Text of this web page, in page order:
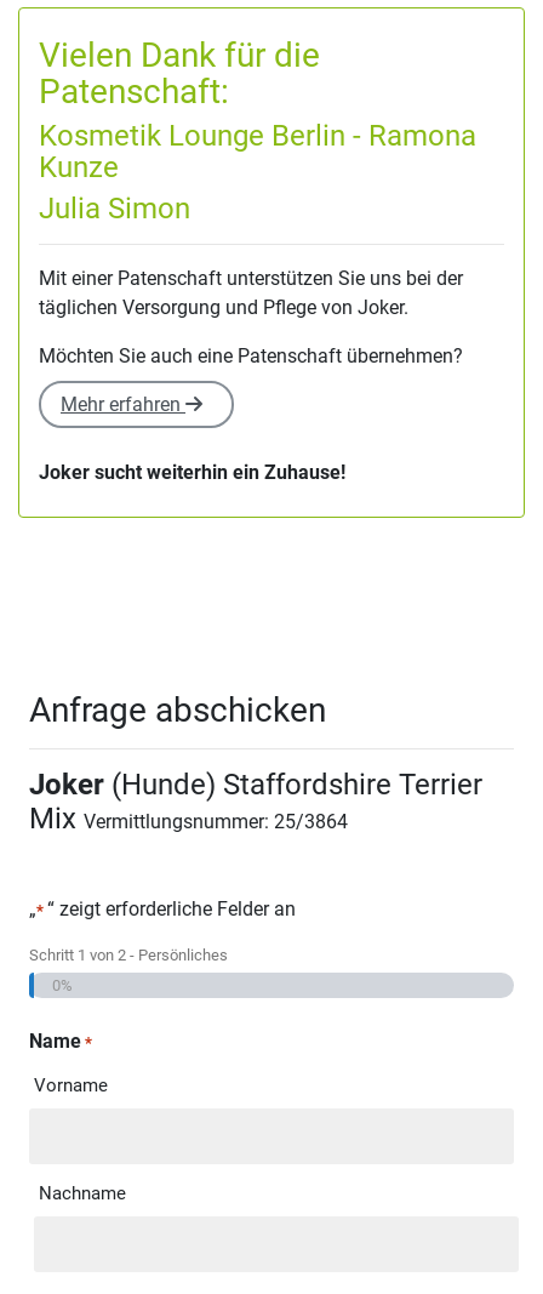
Vielen Dank für die
Patenschaft:
Kosmetik Lounge Berlin - Ramona
Kunze
Julia Simon
Mit einer Patenschaft unterstützen Sie uns bei der
täglichen Versorgung und Pflege von Joker.
Möchten Sie auch eine Patenschaft übernehmen?
Mehr erfahren
Joker sucht weiterhin ein Zuhause!
Anfrage abschicken
Joker (Hunde) Staffordshire Terrier
Mix Vermittlungsnummer: 25/3864
„* “ zeigt erforderliche Felder an
Schritt 1 von 2 - Persönliches
0%
Name *
Vorname
Nachname